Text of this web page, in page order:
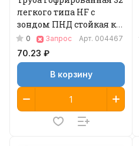
легкого типа HF с
зондом ПНД стойкая к
УФ, 25 м 1
0 Запрос Арт. 004467
70.23 ₽
В корзину